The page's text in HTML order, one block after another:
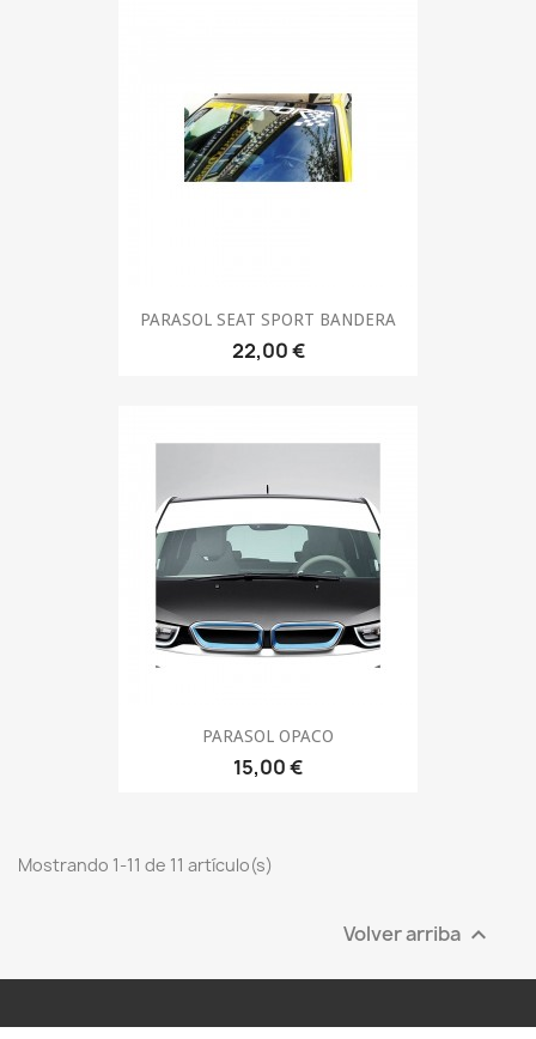
PARASOL SEAT SPORT BANDERA
22,00 €
PARASOL OPACO
15,00 €
Mostrando 1-11 de 11 artículo(s)
Volver arriba 